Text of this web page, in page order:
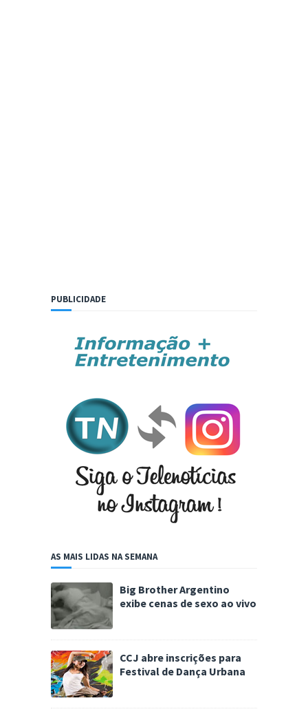
PUBLICIDADE
AS MAIS LIDAS NA SEMANA
Big Brother Argentino
exibe cenas de sexo ao vivo
CCJ abre inscrições para
Festival de Dança Urbana